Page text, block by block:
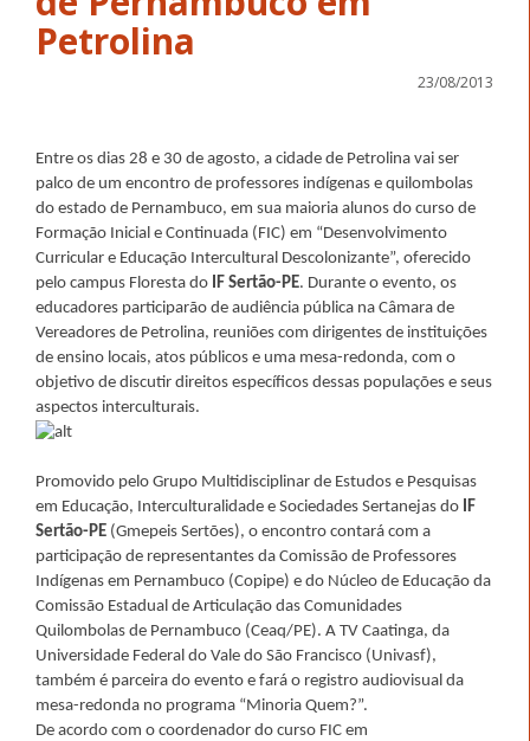
Petrolina
23/08/2013
Entre os dias 28 e 30 de agosto, a cidade de Petrolina vai ser
palco de um encontro de professores indígenas e quilombolas
do estado de Pernambuco, em sua maioria alunos do curso de
Formação Inicial e Continuada (FIC) em “Desenvolvimento
Curricular e Educação Intercultural Descolonizante”, oferecido
pelo campus Floresta do IF Sertão-PE. Durante o evento, os
educadores participarão de audiência pública na Câmara de
Vereadores de Petrolina, reuniões com dirigentes de instituições
de ensino locais, atos públicos e uma mesa-redonda, com o
objetivo de discutir direitos específicos dessas populações e seus
aspectos interculturais.
Promovido pelo Grupo Multidisciplinar de Estudos e Pesquisas
em Educação, Interculturalidade e Sociedades Sertanejas do IF
Sertão-PE (Gmepeis Sertões), o encontro contará com a
participação de representantes da Comissão de Professores
Indígenas em Pernambuco (Copipe) e do Núcleo de Educação da
Comissão Estadual de Articulação das Comunidades
Quilombolas de Pernambuco (Ceaq/PE). A TV Caatinga, da
Universidade Federal do Vale do São Francisco (Univasf),
também é parceira do evento e fará o registro audiovisual da
mesa-redonda no programa “Minoria Quem?”.
De acordo com o coordenador do curso FIC em